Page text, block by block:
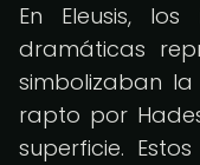
En Eleusis,
dramáticas
simbolizaban
rapto por
superficie.